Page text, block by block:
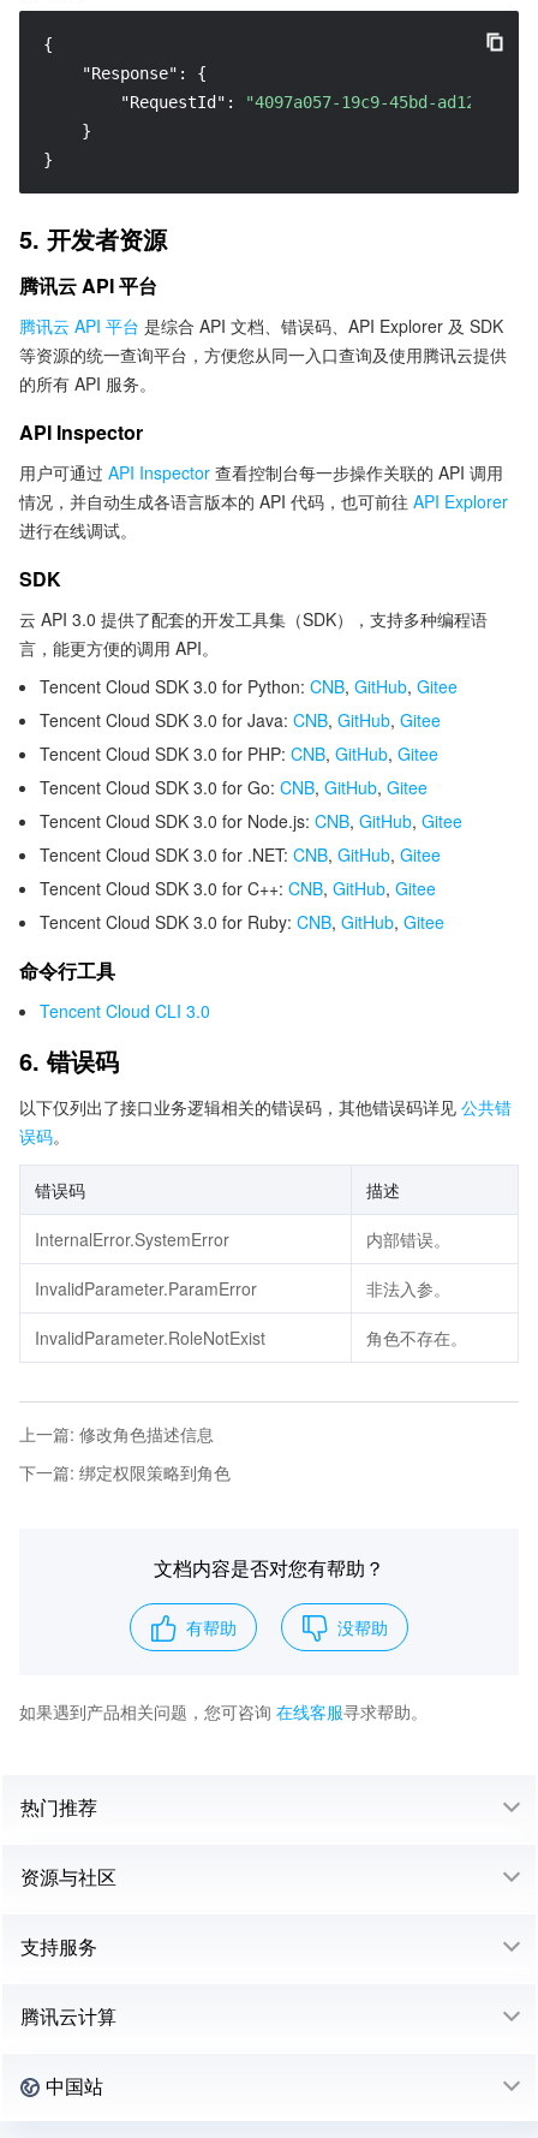
{
"Response" :
{
"RequestId" :
"4097a057-19c9-45bd-ad12-
}
}
5. 开发者资源
腾讯云 API 平台
腾讯云 API 平台 是综合 API 文档、错误码、API Explorer 及 SDK
等资源的统一查询平台，方便您从同一入口查询及使用腾讯云提供
的所有 API 服务。
API Inspector
用户可通过 API Inspector 查看控制台每一步操作关联的 API 调用
情况，并自动生成各语言版本的 API 代码，也可前往 API Explorer
进行在线调试。
SDK
云 API 3.0 提供了配套的开发工具集（SDK），支持多种编程语
言，能更方便的调用 API。
Tencent Cloud SDK 3.0 for Python: CNB, GitHub, Gitee
Tencent Cloud SDK 3.0 for Java: CNB, GitHub, Gitee
Tencent Cloud SDK 3.0 for PHP: CNB, GitHub, Gitee
Tencent Cloud SDK 3.0 for Go: CNB, GitHub, Gitee
Tencent Cloud SDK 3.0 for Node.js: CNB, GitHub, Gitee
Tencent Cloud SDK 3.0 for .NET: CNB, GitHub, Gitee
Tencent Cloud SDK 3.0 for C++: CNB, GitHub, Gitee
Tencent Cloud SDK 3.0 for Ruby: CNB, GitHub, Gitee
命令行工具
Tencent Cloud CLI 3.0
6. 错误码
以下仅列出了接口业务逻辑相关的错误码，其他错误码详见 公共错
误码。
错误码 描述
InternalError.SystemError 内部错误。
InvalidParameter.ParamError 非法入参。
InvalidParameter.RoleNotExist 角色不存在。
上一篇: 修改角色描述信息
下一篇: 绑定权限策略到角色
文档内容是否对您有帮助？
有帮助 没帮助
如果遇到产品相关问题，您可咨询 在线客服寻求帮助。
热门推荐
资源与社区
支持服务
腾讯云计算
中国站